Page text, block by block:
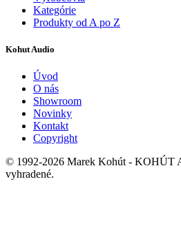
Kategórie
Produkty od A po Z
Kohut Audio
Úvod
O nás
Showroom
Novinky
Kontakt
Copyright
© 1992-2026 Marek Kohút - KOHÚT
vyhradené.